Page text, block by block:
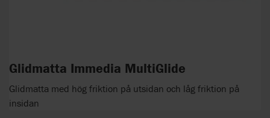
Glidmatta Immedia MultiGlide
Glidmatta med hög friktion på utsidan och låg friktion på
insidan